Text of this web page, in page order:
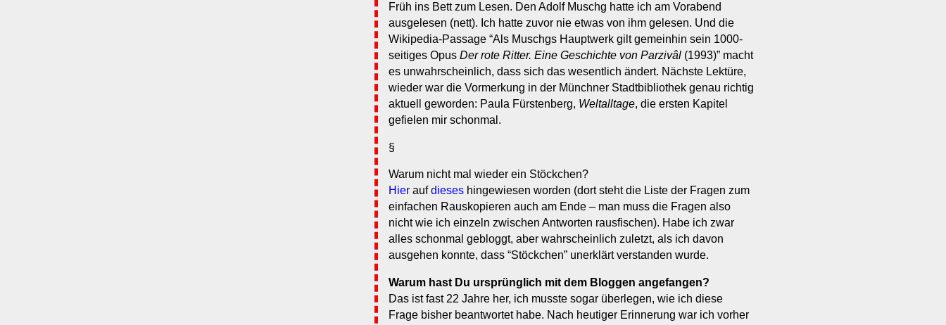
Früh ins Bett zum Lesen. Den Adolf Muschg hatte ich am Vorabend
ausgelesen (nett). Ich hatte zuvor nie etwas von ihm gelesen. Und die
Wikipedia-Passage “Als Muschgs Hauptwerk gilt gemeinhin sein 1000-
seitiges Opus Der rote Ritter. Eine Geschichte von Parzivâl (1993)” macht
es unwahrscheinlich, dass sich das wesentlich ändert. Nächste Lektüre,
wieder war die Vormerkung in der Münchner Stadtbibliothek genau richtig
aktuell geworden: Paula Fürstenberg, Weltalltage, die ersten Kapitel
gefielen mir schonmal.
§
Warum nicht mal wieder ein Stöckchen?
Hier aufdieses hingewiesen worden (dort steht die Liste der Fragen zum
einfachen Rauskopieren auch am Ende – man muss die Fragen also
nicht wie ich einzeln zwischen Antworten rausfischen). Habe ich zwar
alles schonmal gebloggt, aber wahrscheinlich zuletzt, als ich davon
ausgehen konnte, dass “Stöckchen” unerklärt verstanden wurde.
Warum hast Du ursprünglich mit dem Bloggen angefangen?
Das ist fast 22 Jahre her, ich musste sogar überlegen, wie ich diese
Frage bisher beantwortet habe. Nach heutiger Erinnerung war ich vorher